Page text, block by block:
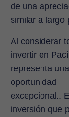
de una
similar a largo
Al considerar
invertir en
representa una
oportunidad
excepcional..
inversión que